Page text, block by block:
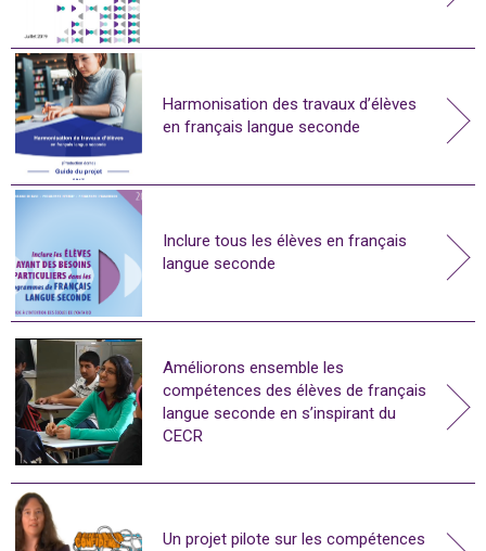
Harmonisation des travaux d’élèves
en français langue seconde
Inclure tous les élèves en français
langue seconde
Améliorons ensemble les
compétences des élèves de français
langue seconde en s’inspirant du
CECR
Un projet pilote sur les compétences